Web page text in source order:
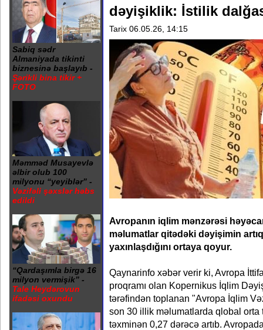
Sabiq sədr
Almaniyada tikinti
biznesinə başlayıb -
Şərikli bina tikir +
FOTO
Məmməd Musayevlə
əlbir olub 100
milyonu “yeyiblər” -
Vəzifəli şəxslər həbs
edildi
“Qardaşımla birgə 16
milyon vermişik” -
Tale Heydərovun
ifadəsi oxundu
dəyişiklik: İstilik
Tarix 06.05.26, 14:15
Avropanın iqlim mənzərəsi
məlumatlar qitədəki dəyişimin
yaxınlaşdığını ortaya qoyur.
Qaynarinfo xəbər verir ki, Avropa
proqramı olan Kopernikus İqlim
tərəfindən toplanan "Avropa İqlim
son 30 illik məlumatlarda qlobal orta
təxminən 0,27 dərəcə artıb.